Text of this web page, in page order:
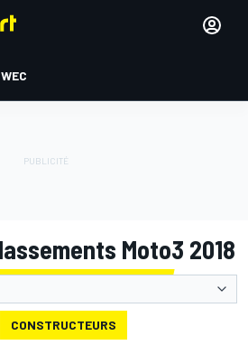
WEC
Moto3 2018
CONSTRUCTEURS